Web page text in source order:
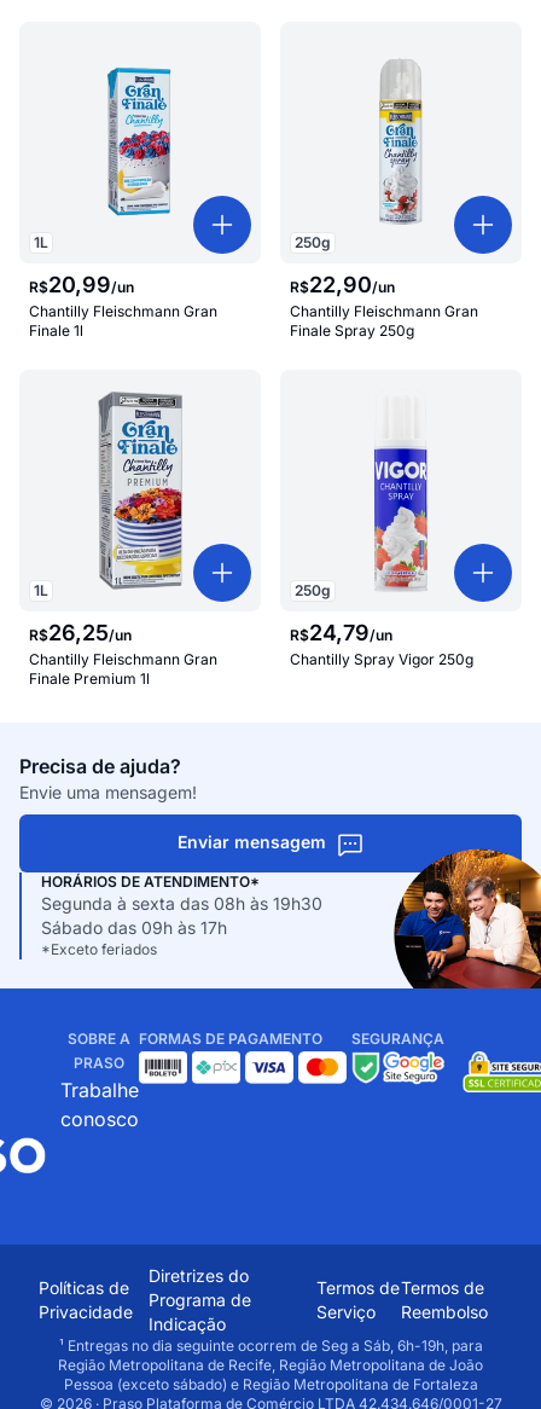
1L
R$20,99/un
Chantilly Fleischmann Gran
Finale 1l
250g
R$22,90/un
Chantilly Fleischmann Gran
Finale Spray 250g
1L
R$26,25/un
Chantilly Fleischmann Gran
Finale Premium 1l
250g
R$24,79/un
Chantilly Spray Vigor 250g
Precisa de ajuda?
Envie uma mensagem!
Enviar mensagem
HORÁRIOS DE ATENDIMENTO*
Segunda à sexta das 08h às 19h30
Sábado das 09h às 17h
*Exceto feriados
SOBRE A
PRASO
Trabalhe
conosco
FORMAS DE PAGAMENTO SEGURANÇA
Políticas de
Privacidade
Diretrizes do
Programa de
Indicação
Termos de
Serviço
Termos de
Reembolso
¹ Entregas no dia seguinte ocorrem de Seg a Sáb, 6h-19h, para
Região Metropolitana de Recife, Região Metropolitana de João
Pessoa (exceto sábado) e Região Metropolitana de Fortaleza
© 2026 · Praso Plataforma de Comércio LTDA 42.434.646/0001-27